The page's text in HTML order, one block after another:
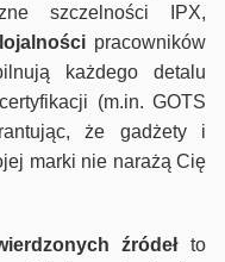
szczelności IPX,
pracowników
każdego detalu
(m.in. GOTS
że gadżety i
marki nie narażą Cię
źródełto